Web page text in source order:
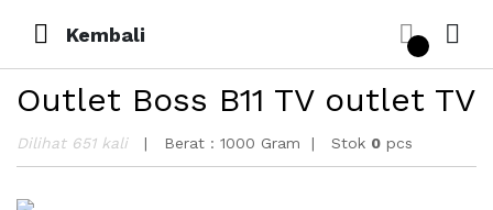
Kembali
Outlet Boss B11 TV outlet TV
Dilihat 651 kali Berat : 1000 Gram Stok 0 pcs